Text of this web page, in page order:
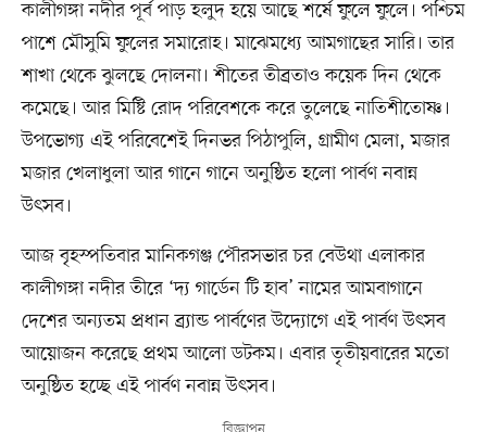
কালীগঙ্গা নদীর পূর্ব পাড় হলুদ হয়ে আছে শর্ষে ফুলে ফুলে। পশ্চিম
পাশে মৌসুমি ফুলের সমারোহ। মাঝেমধ্যে আমগাছের সারি। তার
শাখা থেকে ঝুলছে দোলনা। শীতের তীব্রতাও কয়েক দিন থেকে
কমেছে। আর মিষ্টি রোদ পরিবেশকে করে তুলেছে নাতিশীতোষ্ণ।
উপভোগ্য এই পরিবেশেই দিনভর পিঠাপুলি, গ্রামীণ মেলা, মজার
মজার খেলাধুলা আর গানে গানে অনুষ্ঠিত হলো পার্বণ নবান্ন
উৎসব।
আজ বৃহস্পতিবার মানিকগঞ্জ পৌরসভার চর বেউথা এলাকার
কালীগঙ্গা নদীর তীরে ‘দ্য গার্ডেন টি হাব’ নামের আমবাগানে
দেশের অন্যতম প্রধান ব্র্যান্ড পার্বণের উদ্যোগে এই পার্বণ উৎসব
আয়োজন করেছে প্রথম আলো ডটকম। এবার তৃতীয়বারের মতো
অনুষ্ঠিত হচ্ছে এই পার্বণ নবান্ন উৎসব।